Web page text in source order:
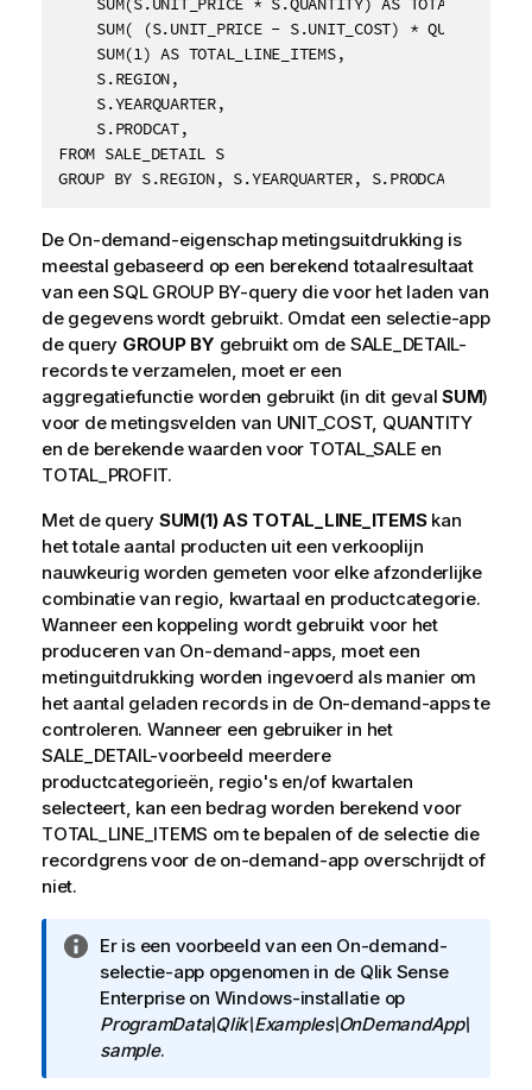
FROM SALE_DETAIL S
GROUP BY S.REGION, S.YEARQUARTER, S.PRODCAT
De On-demand-eigenschap metingsuitdrukking is
meestal gebaseerd op een berekend totaalresultaat
van een SQL GROUP BY-query die voor het laden van
de gegevens wordt gebruikt. Omdat een selectie-app
de query GROUP BY gebruikt om de SALE_DETAIL-
records te verzamelen, moet er een
aggregatiefunctie worden gebruikt (in dit geval SUM)
voor de metingsvelden van UNIT_COST, QUANTITY
en de berekende waarden voor TOTAL_SALE en
TOTAL_PROFIT.
Met de query SUM(1) AS TOTAL_LINE_ITEMSkan
het totale aantal producten uit een verkooplijn
nauwkeurig worden gemeten voor elke afzonderlijke
combinatie van regio, kwartaal en productcategorie.
Wanneer een koppeling wordt gebruikt voor het
produceren van On-demand-apps, moet een
metinguitdrukking worden ingevoerd als manier om
het aantal geladen records in de On-demand-apps te
controleren. Wanneer een gebruiker in het
SALE_DETAIL-voorbeeld meerdere
productcategorieën, regio's en/of kwartalen
selecteert, kan een bedrag worden berekend voor
TOTAL_LINE_ITEMS om te bepalen of de selectie die
recordgrens voor de on-demand-app overschrijdt of
niet.
I
n
f
o
r
Er is een voorbeeld van een On-demand-
selectie-app opgenomen in de Qlik Sense
Enterprise on Windows-installatie op
ProgramData\Qlik\Examples\OnDemandApp\
sample.